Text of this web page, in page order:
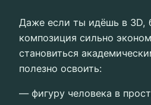
Даже если ты идёшь в 3D,
композиция сильно
становиться
полезно освоить:
— фигуру человека в